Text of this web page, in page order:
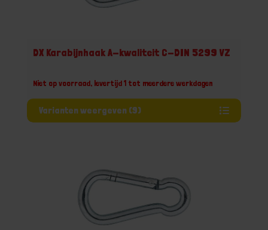
DX Karabijnhaak A-kwaliteit C-DIN 5299 VZ
Niet op voorraad, levertijd 1 tot meerdere werkdagen
Varianten weergeven (9)